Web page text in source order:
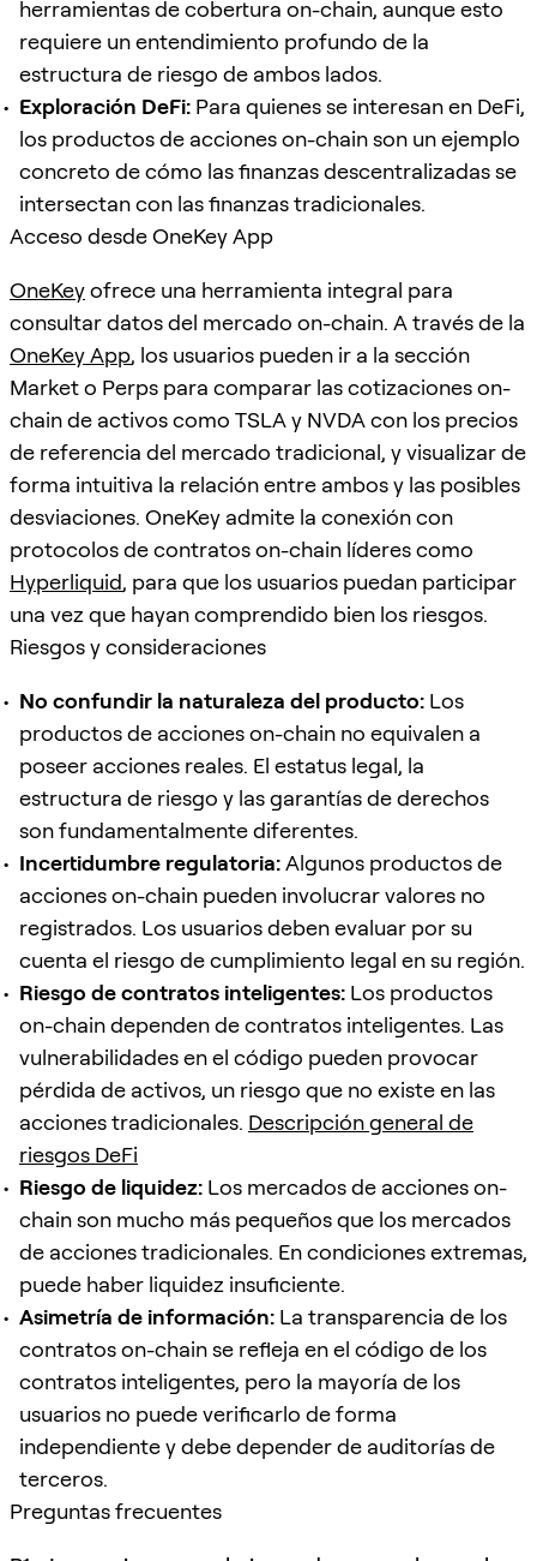
herramientas de cobertura on-chain, aunque esto
requiere un entendimiento profundo de la
estructura de riesgo de ambos lados.
Exploración DeFi: Para quienes se interesan en DeFi,
los productos de acciones on-chain son un ejemplo
concreto de cómo las finanzas descentralizadas se
intersectan con las finanzas tradicionales.
Acceso desde OneKey App
OneKeyofrece una herramienta integral para
consultar datos del mercado on-chain. A través de la
OneKey App, los usuarios pueden ir a la sección
Market o Perps para comparar las cotizaciones on-
chain de activos como TSLA y NVDA con los precios
de referencia del mercado tradicional, y visualizar de
forma intuitiva la relación entre ambos y las posibles
desviaciones. OneKey admite la conexión con
protocolos de contratos on-chain líderes como
Hyperliquid, para que los usuarios puedan participar
una vez que hayan comprendido bien los riesgos.
Riesgos y consideraciones
No confundir la naturaleza del producto: Los
productos de acciones on-chain no equivalen a
poseer acciones reales. El estatus legal, la
estructura de riesgo y las garantías de derechos
son fundamentalmente diferentes.
Incertidumbre regulatoria:Algunos productos de
acciones on-chain pueden involucrar valores no
registrados. Los usuarios deben evaluar por su
cuenta el riesgo de cumplimiento legal en su región.
Riesgo de contratos inteligentes: Los productos
on-chain dependen de contratos inteligentes. Las
vulnerabilidades en el código pueden provocar
pérdida de activos, un riesgo que no existe en las
acciones tradicionales. Descripción general de
riesgos DeFi
Riesgo de liquidez: Los mercados de acciones on-
chain son mucho más pequeños que los mercados
de acciones tradicionales. En condiciones extremas,
puede haber liquidez insuficiente.
Asimetría de información: La transparencia de los
contratos on-chain se refleja en el código de los
contratos inteligentes, pero la mayoría de los
usuarios no puede verificarlo de forma
independiente y debe depender de auditorías de
terceros.
Preguntas frecuentes